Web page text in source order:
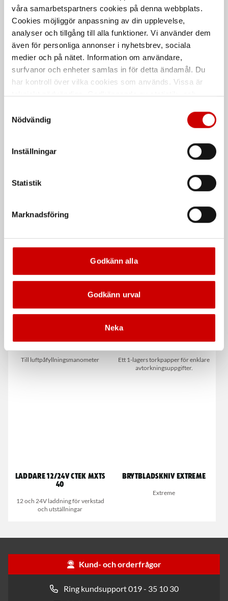
våra samarbetspartners cookies på denna webbplats.
Cookies möjliggör anpassning av din upplevelse,
analyser och tillgång till alla funktioner. Vi använder dem
även för personliga annonser i nyhetsbrev, sociala
medier och på nätet. Information om användare,
surfvanor och enheter samlas in för detta ändamål. Du
har kontroll över vilka cookies som används. Vissa är
tekniskt nödvändiga. Godkännande av statistik- och
länder utanför EU med olika dataskyddsnormer. Genom
att godkänna samtycker du till sådana överföringar. Läs
Nödvändig
Inställningar
Statistik
Marknadsföring
Godkänn alla
Godkänn urval
Neka
Softshelljacka reflex 4749
92% polyester, 8% elastan
Industrijacka stretch
4444
64% polyester, 33% bomull, 3%
stretch
Softshelljacka 4752 Vindtät fleecejacka 4955
Snabbnippel
Till luftpåfyllningsmanometer
Tork Basic brun W1
Ett 1-lagers torkpapper för enklare
avtorkningsuppgifter.
Laddare 12/24V CTEK MXTS
40
12 och 24V laddning för verkstad
och utställningar
Brytbladskniv Extreme
Extreme
Kund- och orderfrågor
Ring kundsupport 019 - 35 10 30